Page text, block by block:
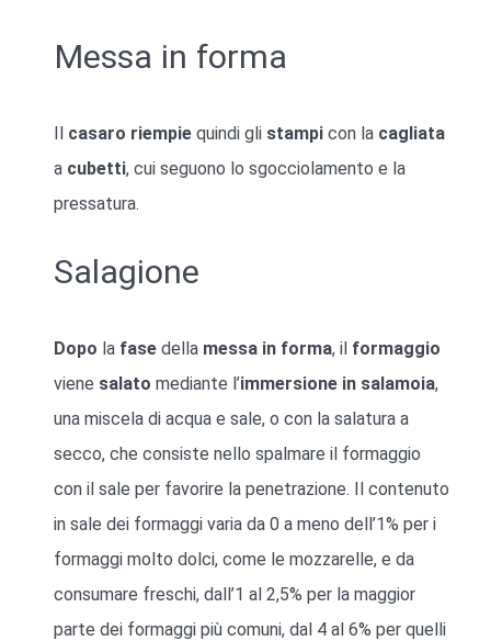
Messa in forma
Il casaro riempie quindi gli stampi con la cagliata
a cubetti, cui seguono lo sgocciolamento e la
pressatura.
Salagione
Dopo la fase della messa in forma, il formaggio
viene salato mediante l’immersione in salamoia,
una miscela di acqua e sale, o con la salatura a
secco, che consiste nello spalmare il formaggio
con il sale per favorire la penetrazione. Il contenuto
in sale dei formaggi varia da 0 a meno dell’1% per i
formaggi molto dolci, come le mozzarelle, e da
consumare freschi, dall’1 al 2,5% per la maggior
parte dei formaggi più comuni, dal 4 al 6% per quelli